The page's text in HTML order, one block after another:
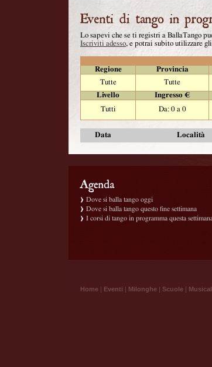
Lo sapevi che se ti registri a BallaTango
Iscriviti adesso, e potrai subito utilizzare
Regione
Provincia
Tutte
Tutte
Livello
Ingresso €
Tutti
Da: 0 a 0
Data Località
Dove si balla tango oggi
Dove si balla tango questo fine settimana
I corsi di tango in programma questa
Home | Eventi | Milonghe | Scuole |